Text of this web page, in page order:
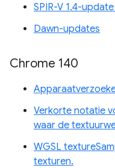
SPIR-V 1.4-
Dawn-updates
Chrome 140
Verkorte notatie
waar de
WGSL
texturen.